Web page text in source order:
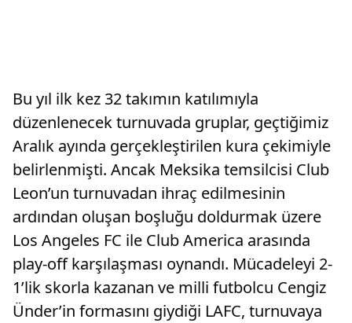
Bu yıl ilk kez 32 takımın katılımıyla
düzenlenecek turnuvada gruplar, geçtiğimiz
Aralık ayında gerçekleştirilen kura çekimiyle
belirlenmişti. Ancak Meksika temsilcisi Club
Leon’un turnuvadan ihraç edilmesinin
ardından oluşan boşluğu doldurmak üzere
Los Angeles FC ile Club America arasında
play-off karşılaşması oynandı. Mücadeleyi 2-
1’lik skorla kazanan ve milli futbolcu Cengiz
Ünder’in formasını giydiği LAFC, turnuvaya